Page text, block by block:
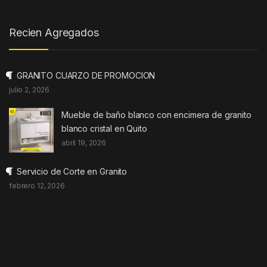
Recien Agregados
GRANITO CUARZO DE PROMOCION
julio 2, 2026
Mueble de baño blanco con encimera de granito
blanco cristal en Quito
abril 19, 2026
Servicio de Corte en Granito
febrero 12, 2026